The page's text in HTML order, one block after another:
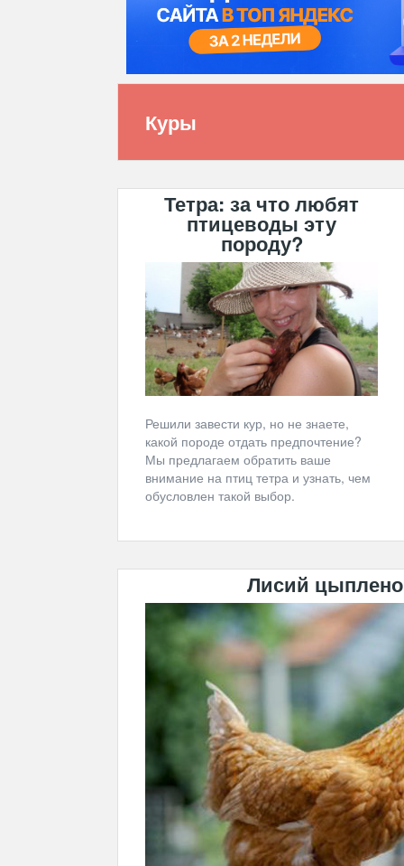
Куры
Тетра: за что любят
птицеводы эту
породу?
Решили завести кур, но не знаете,
какой породе отдать предпочтение?
Мы предлагаем обратить ваше
внимание на птиц тетра и узнать, чем
обусловлен такой выбор.
Лисий